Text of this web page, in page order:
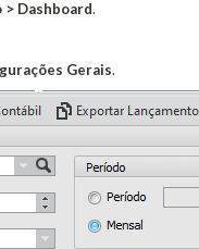
Dashboard.
Gerais.